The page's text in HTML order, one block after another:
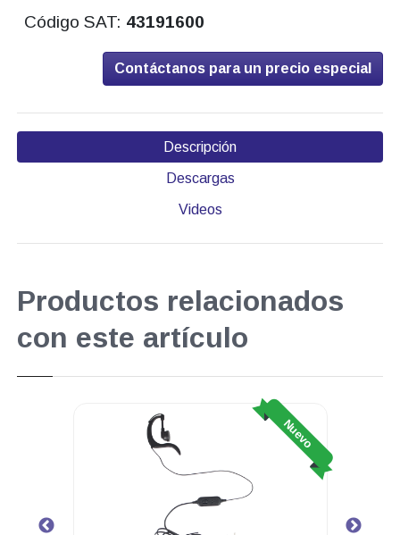
Código SAT: 43191600
Contáctanos para un precio especial
Descripción
Descargas
Videos
Productos relacionados
con este artículo
Nuevo